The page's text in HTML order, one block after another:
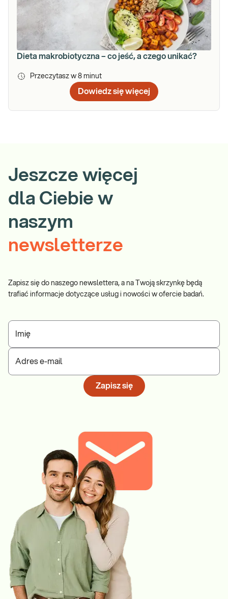
Dieta makrobiotyczna – co jeść, a czego unikać?
Przeczytasz w 8 minut
Dowiedz się więcej
Jeszcze więcej
dla Ciebie w
naszym
newsletterze
Zapisz się do naszego newslettera, a na Twoją skrzynkę będą
trafiać informacje dotyczące usług i nowości w ofercie badań.
Imię
Adres e-mail
Zapisz się